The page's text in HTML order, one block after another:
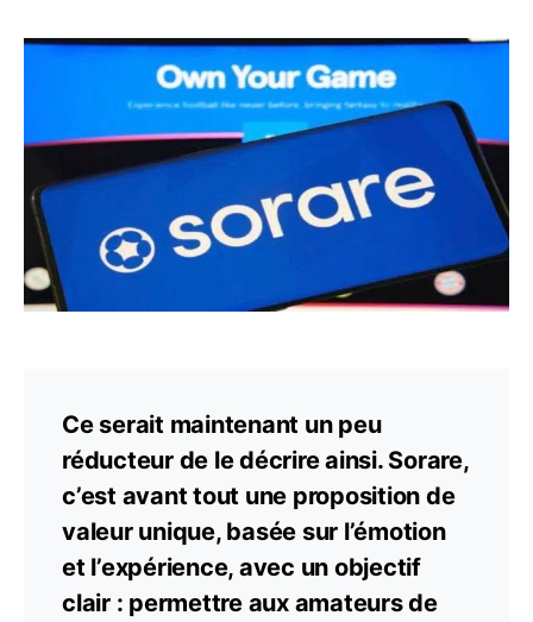
Ce serait maintenant un peu
réducteur de le décrire ainsi. Sorare,
c’est avant tout une proposition de
valeur unique, basée sur l’émotion
et l’expérience, avec un objectif
clair : permettre aux amateurs de